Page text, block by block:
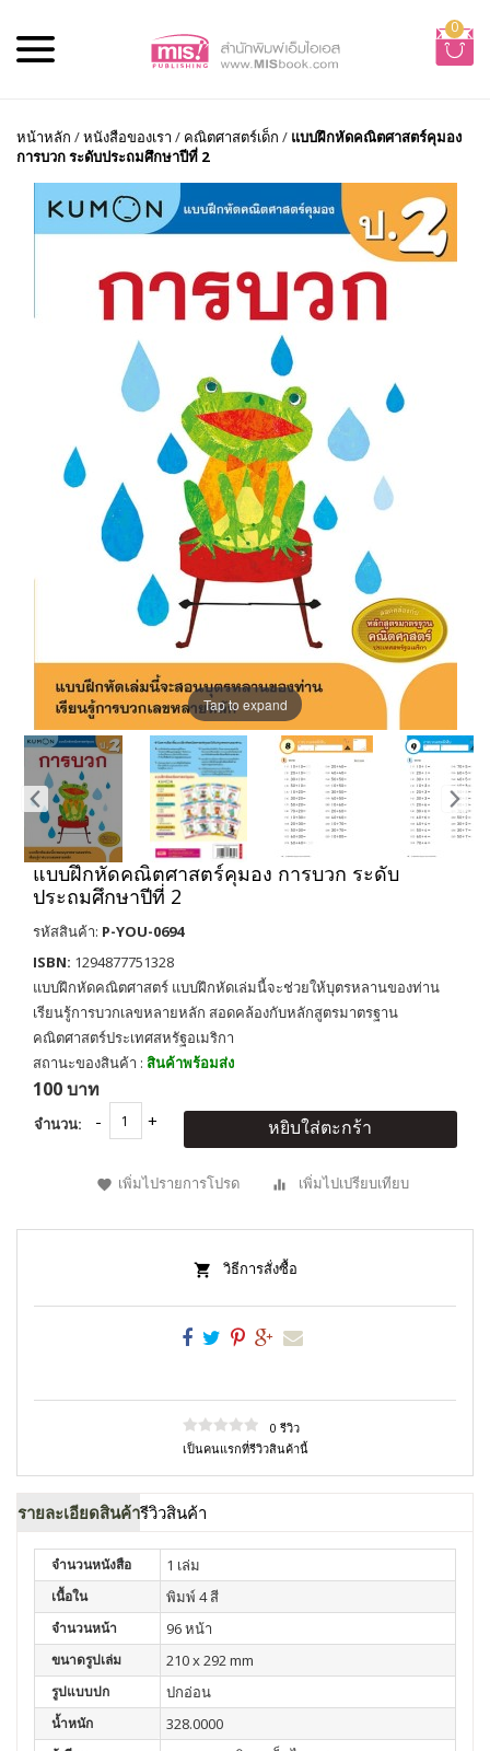
0
หน้าหลัก /หนังสือของเรา / คณิตศาสตร์เด็ก / แบบฝึกหัดคณิตศาสตร์คุมอง
การบวก ระดับประถมศึกษาปีที่ 2
Tap to expand
แบบฝึกหัดคณิตศาสตร์คุมอง การบวก ระดับ
ประถมศึกษาปีที่ 2
รหัสสินค้า: P-YOU-0694
ISBN: 1294877751328
แบบฝึกหัดคณิตศาสตร์ แบบฝึกหัดเล่มนี้จะช่วยให้บุตรหลานของท่าน
เรียนรู้การบวกเลขหลายหลัก สอดคล้องกับหลักสูตรมาตรฐาน
คณิตศาสตร์ประเทศสหรัฐอเมริกา
สถานะของสินค้า : สินค้าพร้อมส่ง
100 บาท
จำนวน: หยิบใส่ตะกร้า
เพิ่มไปรายการโปรด เพิ่มไปเปรียบเทียบ
วิธีการสั่งซื้อ
0 รีวิว
เป็นคนแรกที่รีวิวสินค้านี้
รายละเอียดสินค้ารีวิวสินค้า
จำนวนหนังสือ 1 เล่ม
เนื้อใน พิมพ์ 4 สี
จำนวนหน้า 96 หน้า
ขนาดรูปเล่ม 210 x 292 mm
รูปแบบปก ปกอ่อน
น้ำหนัก 328.0000